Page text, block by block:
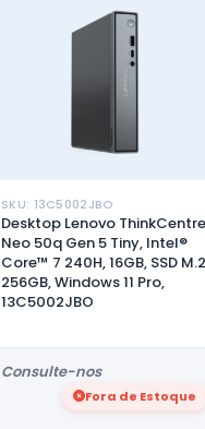
SKU: 13C5002JBO
Desktop Lenovo ThinkCentre
Neo 50q Gen 5 Tiny, Intel®
Core™ 7 240H, 16GB, SSD M.2
256GB, Windows 11 Pro,
13C5002JBO
Consulte-nos
Fora de Estoque